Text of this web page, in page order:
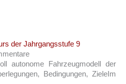
der Jahrgangsstufe 9
autonome Fahrzeugmodell der
Bedingungen, ZieleIm